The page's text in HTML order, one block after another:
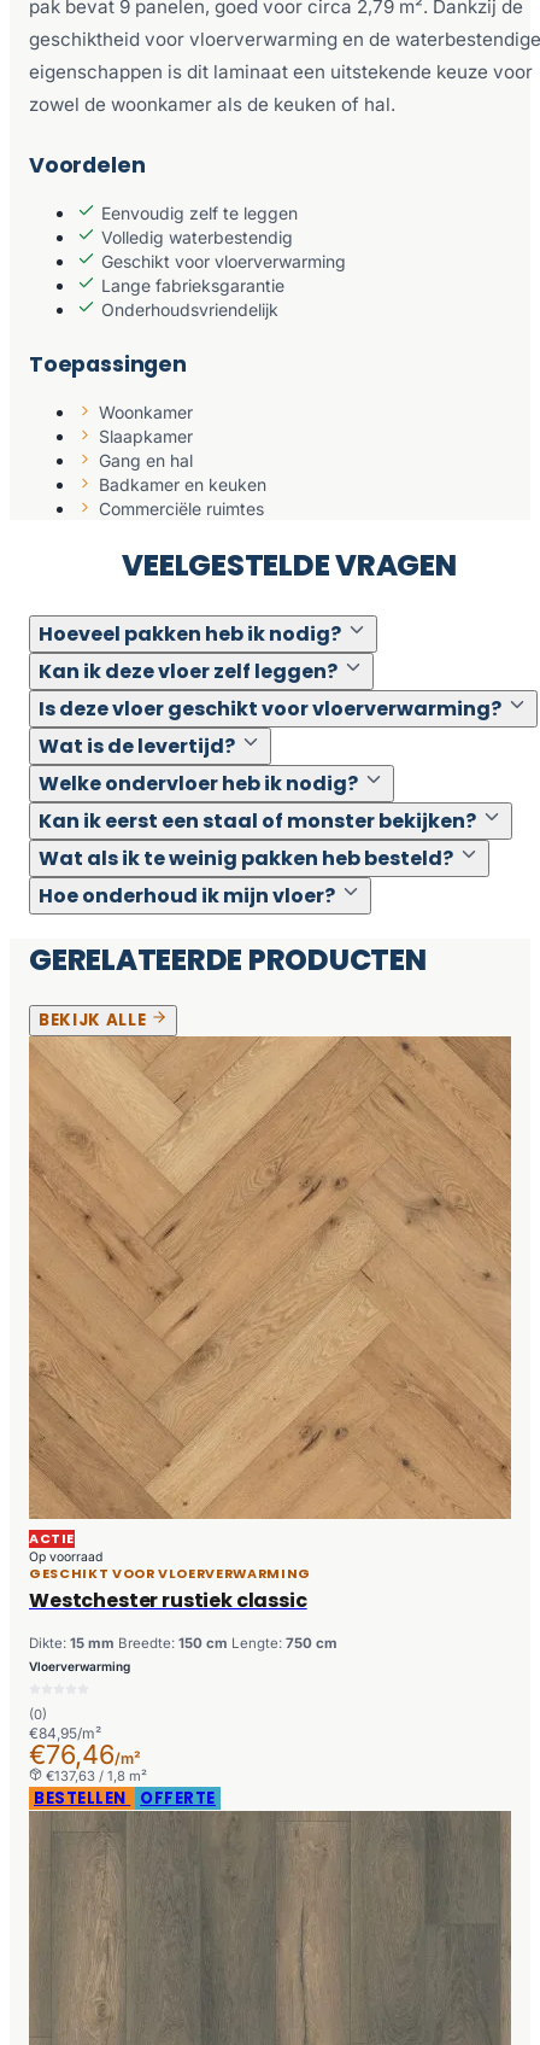
pak bevat 9 panelen, goed voor circa 2,79 m². Dankzij de
geschiktheid voor vloerverwarming en de waterbestendige
eigenschappen is dit laminaat een uitstekende keuze voor
zowel de woonkamer als de keuken of hal.
Voordelen
Eenvoudig zelf te leggen
Volledig waterbestendig
Geschikt voor vloerverwarming
Lange fabrieksgarantie
Onderhoudsvriendelijk
Toepassingen
Woonkamer
Slaapkamer
Gang en hal
Badkamer en keuken
Commerciële ruimtes
VEELGESTELDE VRAGEN
Hoeveel pakken heb ik nodig?
Kan ik deze vloer zelf leggen?
Is deze vloer geschikt voor vloerverwarming?
Wat is de levertijd?
Welke ondervloer heb ik nodig?
Kan ik eerst een staal of monster bekijken?
Wat als ik te weinig pakken heb besteld?
Hoe onderhoud ik mijn vloer?
GERELATEERDE PRODUCTEN
BEKIJK ALLE
ACTIE
Op voorraad
GESCHIKT VOOR VLOERVERWARMING
Westchester rustiek classic
Dikte: 15 mm Breedte: 150 cm Lengte: 750 cm
Vloerverwarming
(0)
€84,95/m²
€76,46/m²
€137,63 / 1,8 m²
BESTELLEN OFFERTE